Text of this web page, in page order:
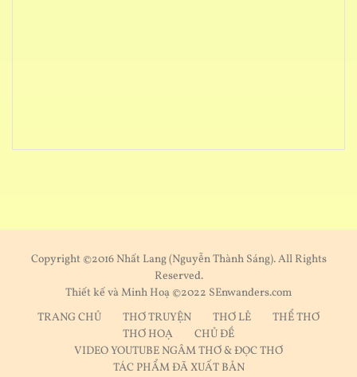
Copyright ©2016 Nhất Lang (Nguyễn Thành Sáng). All Rights
Reserved.
Thiết kế và Minh Hoạ ©2022 SEnwanders.com
TRANG CHỦ
THƠ TRUYỆN THƠ LẺ
THỂ THƠ
THƠ HOẠ
CHỦ ĐỀ
VIDEO YOUTUBE NGÂM THƠ & ĐỌC THƠ
TÁC PHẨM ĐÃ XUẤT BẢN